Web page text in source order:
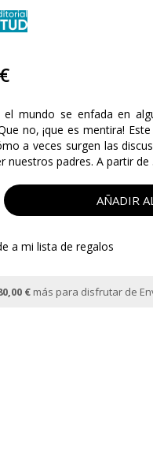
el mundo se enfada en
no, ¡que es mentira!
a veces surgen las
nuestros padres. A partir de
AÑADIR
a mi lista de regalos
€ más para disfrutar de